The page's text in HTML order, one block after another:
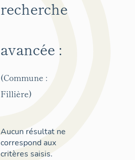
recherche
avancée :
(Commune :
Fillière)
Aucun résultat ne
correspond aux
critères saisis.